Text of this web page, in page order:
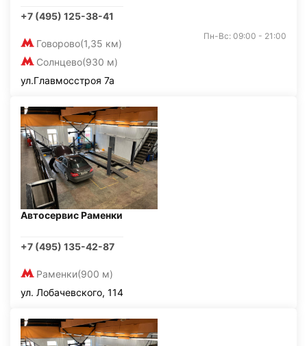
+7 (495) 125-38-41
Говорово(1,35 км)
Солнцево(930 м)
Пн-Вс: 09:00 - 21:00
ул.Главмосстроя 7а
Автосервис Раменки
+7 (495) 135-42-87
Раменки(900 м)
ул. Лобачевского, 114